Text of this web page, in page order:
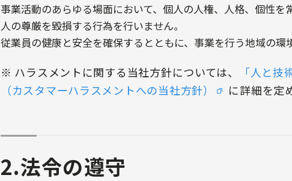
事業活動のあらゆる場面において、個人の人権、人格、個性を
人の尊厳を毀損する行為を行いません。
従業員の健康と安全を確保するとともに、事業を行う地域の環
※ ハラスメントに関する当社方針については、
「人と
（カスタマーハラスメントへの当社方針）
に詳細を定
2.法令の遵守